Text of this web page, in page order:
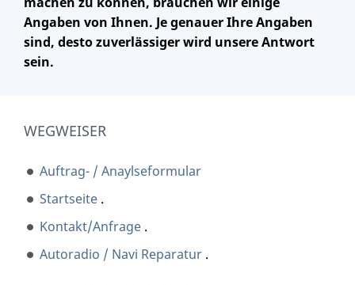
Angaben von Ihnen. Je genauer Ihre Angaben
sind, desto zuverlässiger wird unsere Antwort
sein.
WEGWEISER
Auftrag- / Anaylseformular
Startseite .
Kontakt/Anfrage .
Autoradio / Navi Reparatur .